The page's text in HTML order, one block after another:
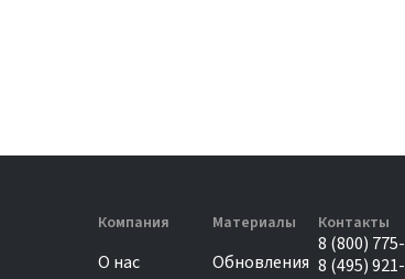
Компания
О нас
Материалы
Обновления
Контакты
8 (800)
8 (495)